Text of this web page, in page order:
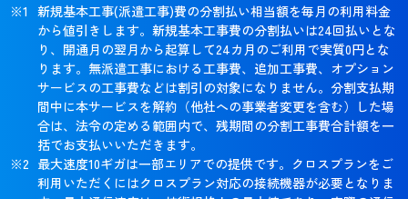
新規基本工事(派遣工事)費の分割払い相当額を毎月の利用料金
から値引きします。新規基本工事費の分割払いは24回払いとな
り、開通月の翌月から起算して24カ月のご利用で実質0円とな
ります。無派遣工事における工事費、追加工事費、オプション
サービスの工事費などは割引の対象になりません。分割支払期
間中に本サービスを解約（他社への事業者変更を含む）した場
合は、法令の定める範囲内で、残期間の分割工事費合計額を一
括でお支払いいただきます。
最大速度10ギガは一部エリアでの提供です。クロスプランをご
利用いただくにはクロスプラン対応の接続機器が必要となりま